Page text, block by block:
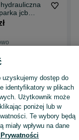
jcb
case
Części do maszyn
- Wojkowice
uzyskujemy dostęp do
identyfikatory w plikach
Użytkownik może
poniżej lub w
Te wybory będą
wpływu na dane